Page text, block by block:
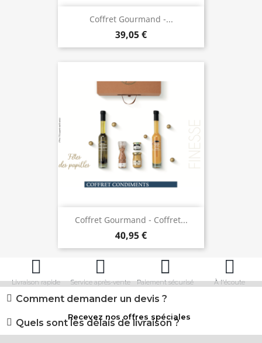
Coffret Gourmand -...
39,05 €
Coffret Gourmand - Coffret...
40,95 €
Livraison rapide Service après-vente Paiement sécurisé À l'écoute
Comment demander un devis ?
Quels sont les délais de livraison ?
Recevez nos offres spéciales